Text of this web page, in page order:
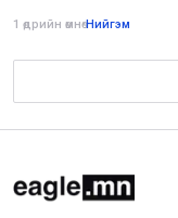
1 өдрийн өмнө•Нийгэм